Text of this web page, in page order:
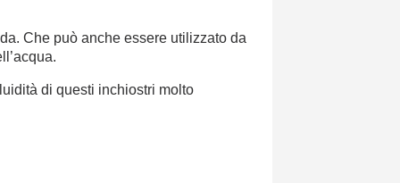
Che può anche essere utilizzato da
di questi inchiostri molto